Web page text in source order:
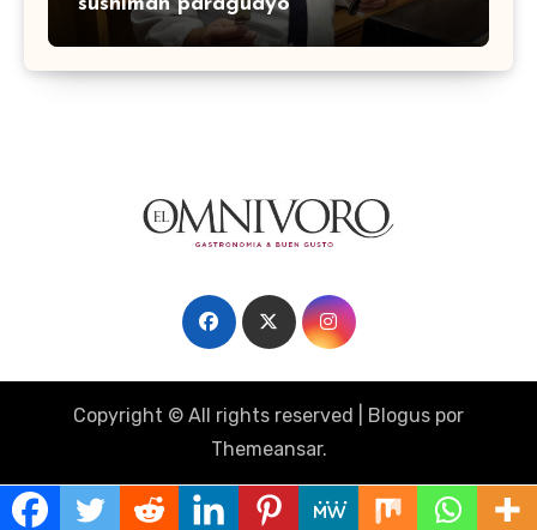
Copyright © All rights reserved Blogus por
Themeansar.